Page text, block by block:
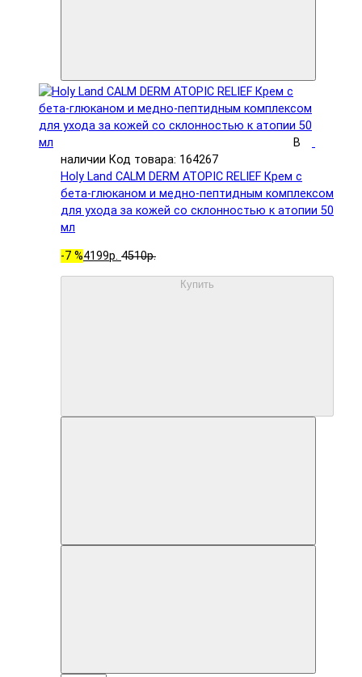
В
наличии Код товара: 164267
Holy Land CALM DERM ATOPIC RELIEF Крем с
бета-глюканом и медно-пептидным комплексом
для ухода за кожей со склонностью к атопии 50
мл
-7 %4199р. 4510р.
Купить